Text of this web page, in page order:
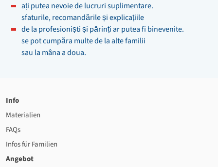
ați putea nevoie de lucruri suplimentare.
sfaturile, recomandările și explicațiile
de la profesioniști și părinți ar putea fi binevenite.
se pot cumpăra multe de la alte familii
sau la mâna a doua.
Info
Materialien
FAQs
Infos für Familien
Angebot